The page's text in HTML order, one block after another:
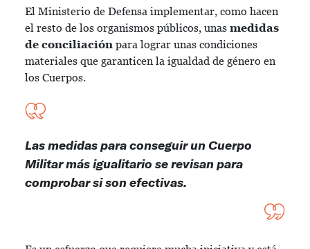
El Ministerio de Defensa implementar, como hacen
el resto de los organismos públicos, unas medidas
de conciliación para lograr unas condiciones
materiales que garanticen la igualdad de género en
los Cuerpos.
Las medidas para conseguir un Cuerpo
Militar más igualitario se revisan para
comprobar si son efectivas.